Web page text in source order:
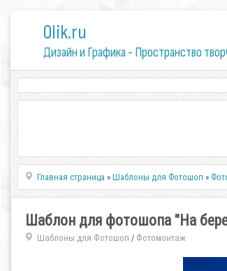
0lik.ru
Дизайн и Графика - Пространство
Главная страница »Шаблоны для Фотошоп »
Шаблон для фотошопа "На
Шаблоны для Фотошоп / Фотомонтаж